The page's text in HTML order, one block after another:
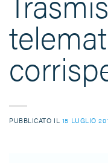
PUBBLICATO IL 15 LUGLIO